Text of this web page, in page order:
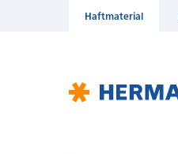
Haftmaterial